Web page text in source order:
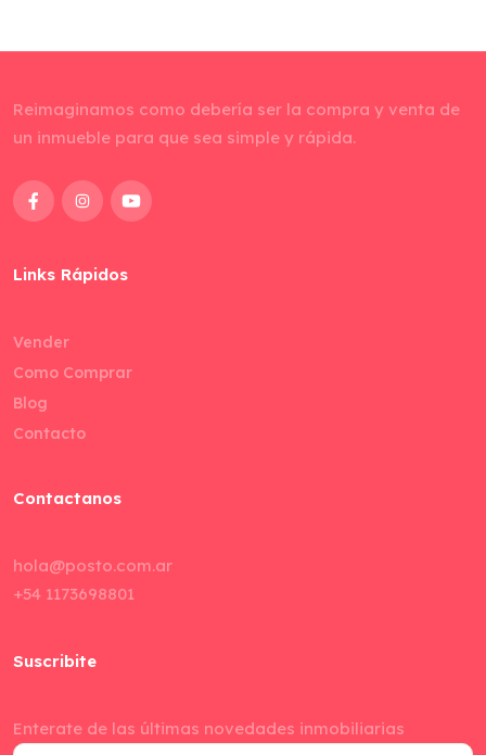
Reimaginamos como debería ser la compra y venta de
un inmueble para que sea simple y rápida.
Links Rápidos
Vender
Como Comprar
Blog
Contacto
Contactanos
hola@posto.com.ar
+54 1173698801
Suscribite
Enterate de las últimas novedades inmobiliarias